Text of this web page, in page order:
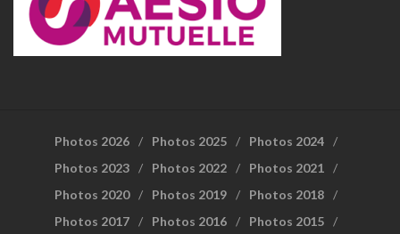
Photos 2026 Photos 2025
Photos 2024
Photos 2023
Photos 2022
Photos 2021
Photos 2020
Photos 2019
Photos 2018
Photos 2017
Photos 2016 Photos 2015